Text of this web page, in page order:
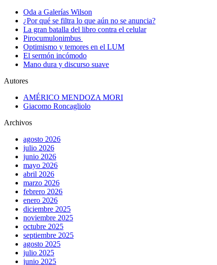
Oda a Galerías Wilson
¿Por qué se filtra lo que aún no se anuncia?
La gran batalla del libro contra el celular
Pirocumulonimbus
Optimismo y temores en el LUM
El sermón incómodo
Mano dura y discurso suave
Autores
AMÉRICO MENDOZA MORI
Giacomo Roncagliolo
Archivos
agosto 2026
julio 2026
junio 2026
mayo 2026
abril 2026
marzo 2026
febrero 2026
enero 2026
diciembre 2025
noviembre 2025
octubre 2025
septiembre 2025
agosto 2025
julio 2025
junio 2025